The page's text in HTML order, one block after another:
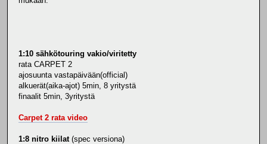
1:10 sähkötouring vakio/viritetty
rata CARPET 2
ajosuunta vastapäivään(official)
alkuerät(aika-ajot) 5min, 8 yritystä
finaalit 5min, 3yritystä
Carpet 2 rata video
1:8 nitro kiilat (spec versiona)